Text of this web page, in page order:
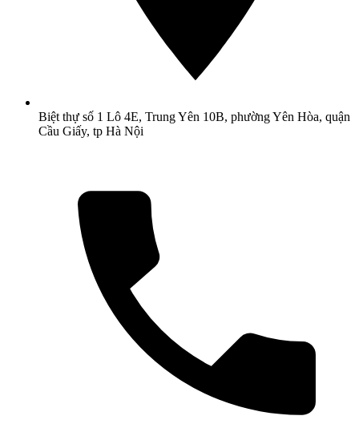
Biệt thự số 1 Lô 4E, Trung Yên 10B, phường Yên Hòa, quận
Cầu Giấy, tp Hà Nội